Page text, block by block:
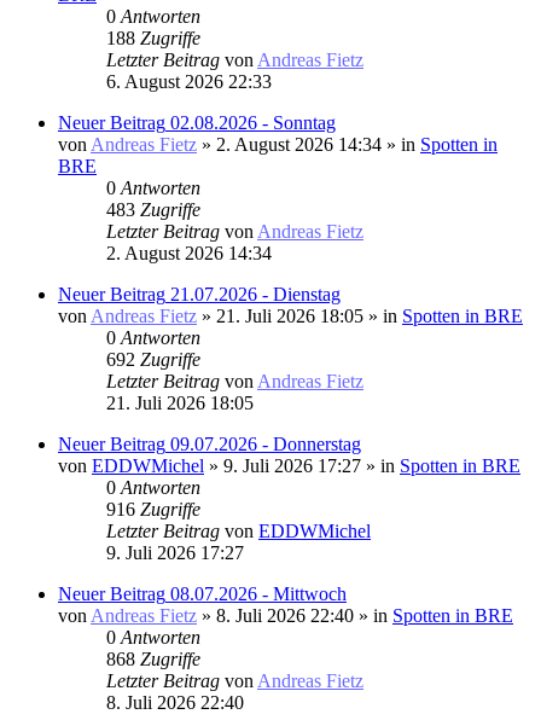
0 Antworten
188 Zugriffe
Letzter Beitrag von Andreas Fietz
6. August 2026 22:33
Neuer Beitrag 02.08.2026 - Sonntag
von Andreas Fietz » 2. August 2026 14:34 » in Spotten in
BRE
0 Antworten
483 Zugriffe
Letzter Beitrag von Andreas Fietz
2. August 2026 14:34
Neuer Beitrag 21.07.2026 - Dienstag
von Andreas Fietz » 21. Juli 2026 18:05 » in Spotten in BRE
0 Antworten
692 Zugriffe
Letzter Beitrag von Andreas Fietz
21. Juli 2026 18:05
Neuer Beitrag 09.07.2026 - Donnerstag
von EDDWMichel » 9. Juli 2026 17:27 » in Spotten in BRE
0 Antworten
916 Zugriffe
Letzter Beitrag von EDDWMichel
9. Juli 2026 17:27
Neuer Beitrag 08.07.2026 - Mittwoch
von Andreas Fietz » 8. Juli 2026 22:40 » in Spotten in BRE
0 Antworten
868 Zugriffe
Letzter Beitrag von Andreas Fietz
8. Juli 2026 22:40